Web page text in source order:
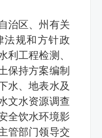
治区、州有关
法规和方针政
利工程检测、
保持方案编制
水、地表水及
文水资源调查
全饮水环境影
管部门领导交